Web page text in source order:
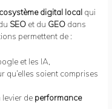
digital local qui
SEO et du GEO dans
permettent de :
et les IA,
qu’elles soient comprises
de performance